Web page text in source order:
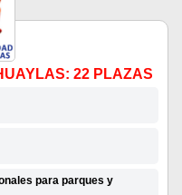
22 PLAZAS
para parques y